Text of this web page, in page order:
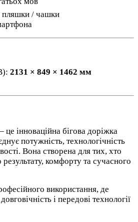
пляшки / чашки
2131 × 849 × 1462 мм
це інноваційна бігова доріжка
потужність, технологічність
Вона створена для тих, хто
комфорту та сучасного
використання, де
і передові технології